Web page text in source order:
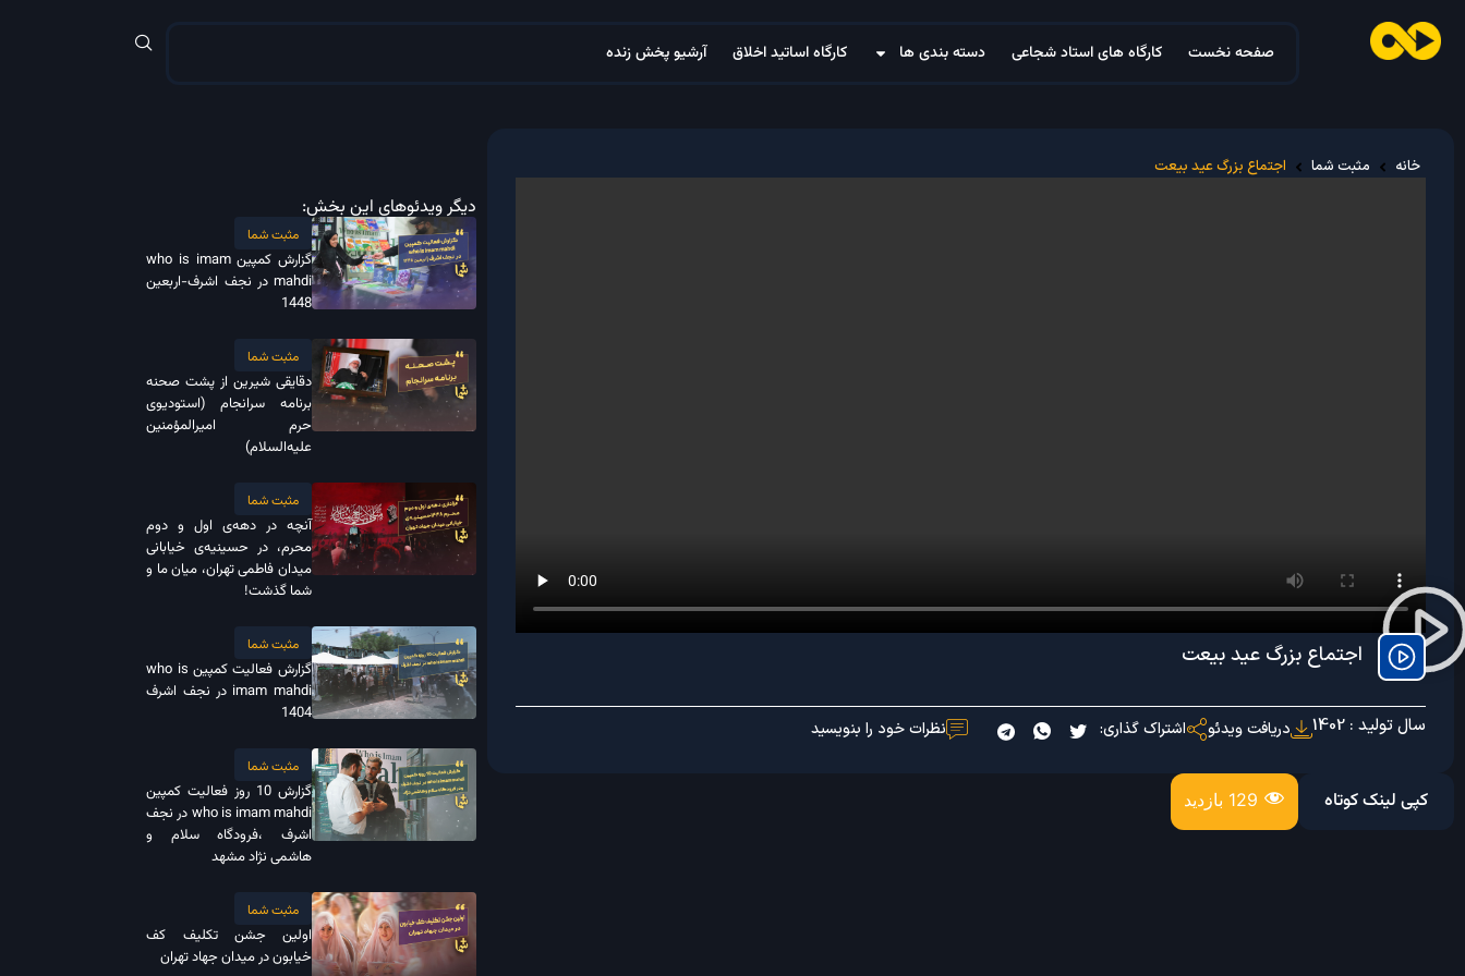
صفحه نخست کارگاه های استاد شجاعی دسته بندی ها کارگاه اساتید اخلاق آرشیو پخش زنده
خانه مثبت شما اجتماع بزرگ عید بیعت
اجتماع بزرگ عید بیعت
سال تولید : 1402 دریافت ویدئو اشتراک گذاری: نظرات خود را بنویسید
کپی لینک کوتاه
دیگر ویدئوهای این بخش:
مثبت شما
گزارش کمپین who is imam
mahdi در نجف اشرف-اربعین
1448
مثبت شما
دقایقی شیرین از پشت صحنه
برنامه سرانجام (استودیوی
حرم امیرالمؤمنین
علیه‌السلام)
مثبت شما
آنچه در دهه‌ی اول و دوم
محرم، در حسینیه‌ی خیابانی
میدان فاطمی تهران، میان ما و
شما گذشت!
مثبت شما
گزارش فعالیت کمپین who is
imam mahdi در نجف اشرف
1404
مثبت شما
گزارش 10 روز فعالیت کمپین
who is imam mahdi در نجف
اشرف ،فرودگاه سلام و
هاشمی نژاد مشهد
مثبت شما
اولین جشن تکلیف کف
خیابون در میدان جهاد تهران